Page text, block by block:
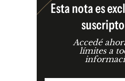
Esta nota es
Accedé
límites a